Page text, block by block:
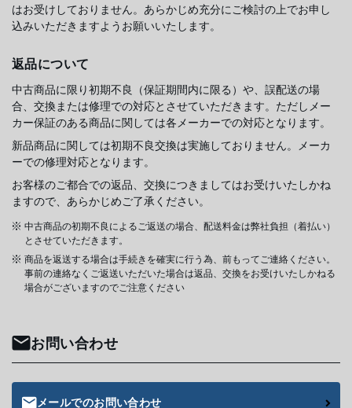
はお受けしておりません。あらかじめ充分にご検討の上でお申し
込みいただきますようお願いいたします。
返品について
中古商品に限り初期不良（保証期間内に限る）や、誤配送の場
合、交換または修理での対応とさせていただきます。ただしメー
カー保証のある商品に関しては各メーカーでの対応となります。
新品商品に関しては初期不良交換は実施しておりません。メーカ
ーでの修理対応となります。
お客様のご都合での返品、交換につきましてはお受けいたしかね
ますので、あらかじめご了承ください。
中古商品の初期不良によるご返送の場合、配送料金は弊社負担（着払い）
とさせていただきます。
商品を返送する場合は手続きを確実に行う為、前もってご連絡ください。
事前の連絡なくご返送いただいた場合は返品、交換をお受けいたしかねる
場合がございますのでご注意ください
お問い合わせ
メールでのお問い合わせ